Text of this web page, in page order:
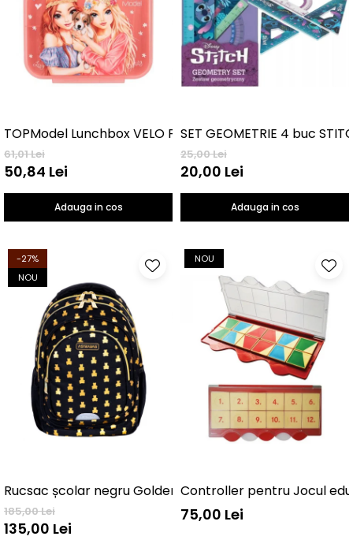
TOPModel Lunchbox VELO FLEUR
61,01 Lei
50,84 Lei
Adauga in cos
SET GEOMETRIE 4 buc
25,00 Lei
20,00 Lei
Adauga in cos
-27%
NOU
Rucsac școlar negru GoldenTeddy 3
185,00 Lei
135,00 Lei
NOU
Controller pentru Jocul
75,00 Lei